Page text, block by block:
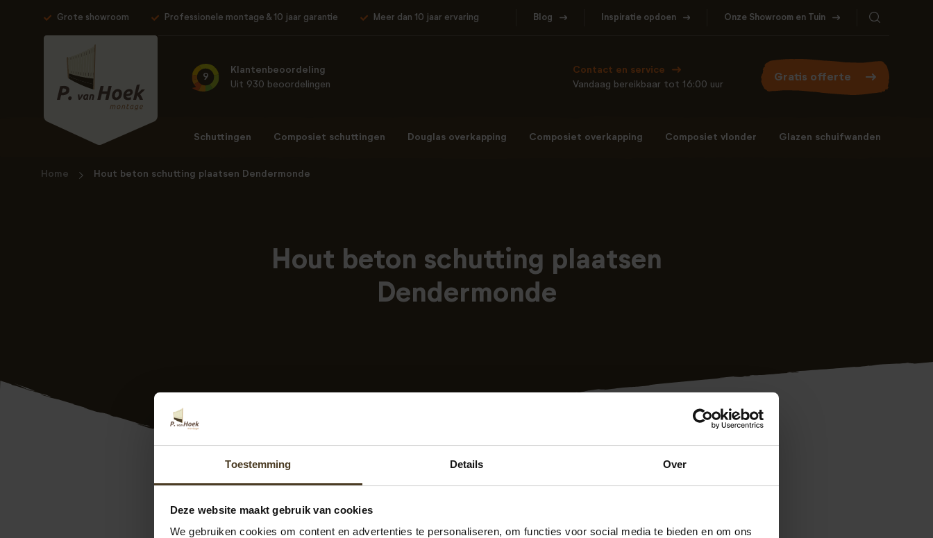
Toestemming Details Over
Deze website maakt gebruik van cookies
We gebruiken cookies om content en advertenties te personaliseren, om functies voor social media te bieden en om ons
Grote showroom Professionele montage & 10 jaar garantie Meer dan 10 jaar ervaring Blog Inspiratie opdoen Onze Showroom en Tuin
9
Klantenbeoordeling
Uit 930 beoordelingen
Contact en service
Vandaag bereikbaar tot 16:00 uur
Gratis offerte
Schuttingen Composiet schuttingen Douglas overkapping Composiet overkapping Composiet vlonder Glazen schuifwanden
Home Hout beton schutting plaatsen Dendermonde
Hout beton schutting plaatsen
Dendermonde
met de juiste keurmerken. Onze ervaren medewerkers plaatsen snel en vakkundig de schutting
geheel conform uw wensen. Bovendien hebben we een uitstekende prijs/kwaliteit verhouding.